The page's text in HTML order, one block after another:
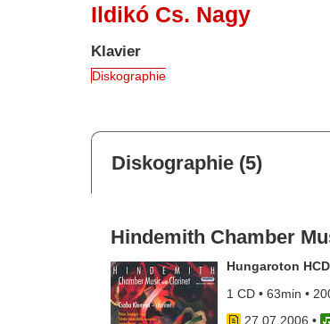
Ildikó Cs. Nagy
Klavier
Diskographie
Diskographie (5)
Hindemith Chamber
Hungaroton
1 CD • 63min •
27.07.2006 •